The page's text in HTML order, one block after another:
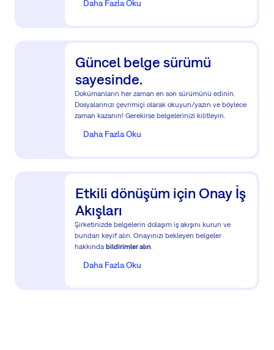
Daha Fazla Oku
Güncel belge sürümü
sayesinde.
Dokümanların her zaman en son sürümünü edinin.
Dosyalarınızı çevrimiçi olarak okuyun/yazın ve böylece
zaman kazanın! Gerekirse belgelerinizi kilitleyin.
Daha Fazla Oku
Etkili dönüşüm için Onay İş
Akışları
Şirketinizde belgelerin dolaşım iş akışını kurun ve
bundan keyif alın. Onayınızı bekleyen belgeler
hakkında bildirimler alın.
Daha Fazla Oku